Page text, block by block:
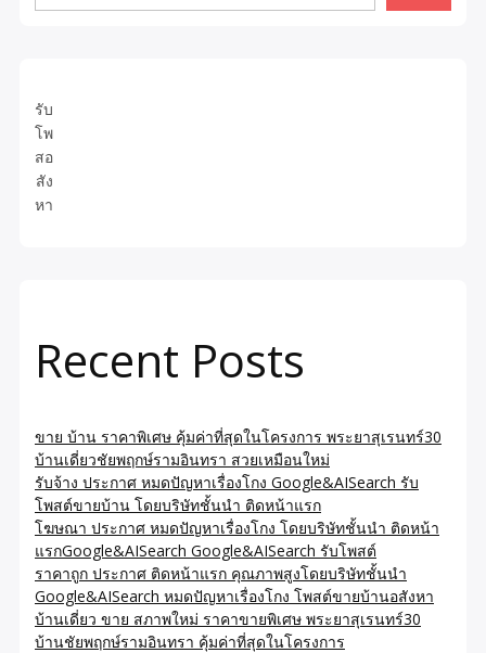
รับ
โพ
สอ
สัง
หา
Recent Posts
ขาย บ้าน ราคาพิเศษ คุ้มค่าที่สุดในโครงการ พระยาสุเรนทร์30
บ้านเดี่ยวชัยพฤกษ์รามอินทรา สวยเหมือนใหม่
รับจ้าง ประกาศ หมดปัญหาเรื่องโกง Google&AISearch รับ
โพสต์ขายบ้าน โดยบริษัทชั้นนำ ติดหน้าแรก
โฆษณา ประกาศ หมดปัญหาเรื่องโกง โดยบริษัทชั้นนำ ติดหน้า
แรกGoogle&AISearch Google&AISearch รับโพสต์
ราคาถูก ประกาศ ติดหน้าแรก คุณภาพสูงโดยบริษัทชั้นนำ
Google&AISearch หมดปัญหาเรื่องโกง โพสต์ขายบ้านอสังหา
บ้านเดี่ยว ขาย สภาพใหม่ ราคาขายพิเศษ พระยาสุเรนทร์30
บ้านชัยพฤกษ์รามอินทรา คุ้มค่าที่สุดในโครงการ